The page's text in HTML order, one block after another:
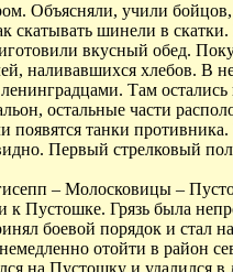
Объясняли, учили
шинели в
вкусный обед.
наливавшихся хлебов. В
Там
остальные части
танки
Первый стрелковый
– Молосковицы –
Пустошке. Грязь была
боевой порядок и стал
отойти в район
на Пустошку и удалился в